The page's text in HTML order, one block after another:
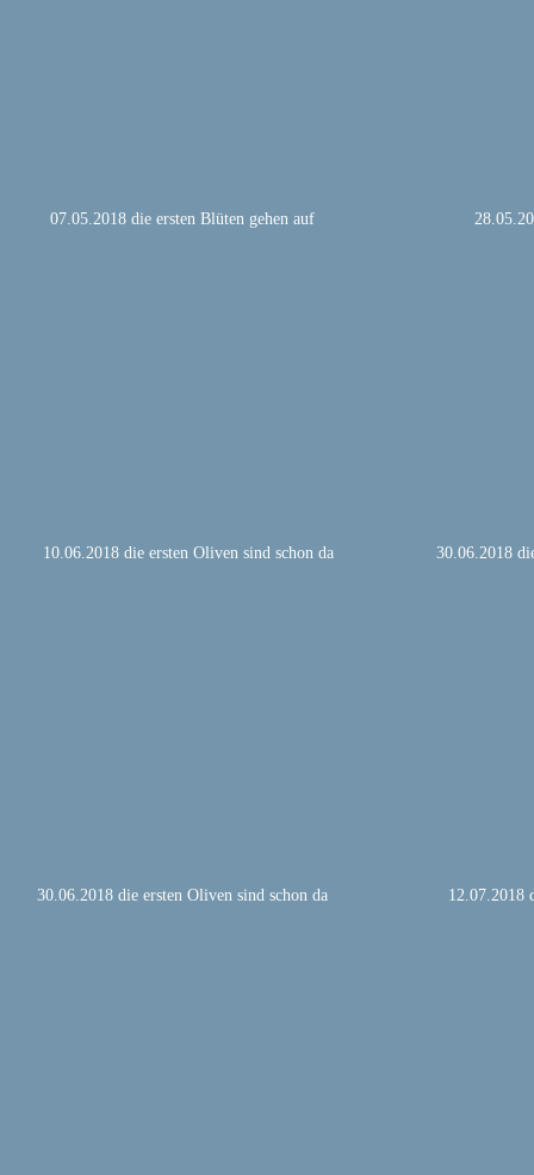
07.05.2018 die ersten Blüten gehen auf
10.06.2018 die ersten Oliven sind schon da 30.06.2018
30.06.2018 die ersten Oliven sind schon da 12.07.2018